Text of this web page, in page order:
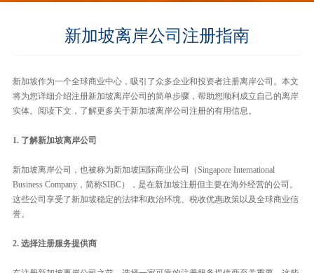
新加坡离岸公司注册指南
新加坡作为一个全球商业中心，吸引了众多企业和投资者注册离岸公司。本文
将为您详细介绍注册新加坡离岸公司的简单步骤，帮助您顺利成立自己的离岸
实体。阅读下文，了解更多关于新加坡离岸公司注册的有用信息。
1. 了解新加坡离岸公司
新加坡离岸公司，也被称为新加坡国际商业公司（Singapore International
Business Company，简称SIBC），是在新加坡注册但主要在海外经营的公司。
这些公司享受了新加坡稳定的法律和政治环境、税收优惠政策以及全球商业信
誉。
2. 选择注册服务提供商